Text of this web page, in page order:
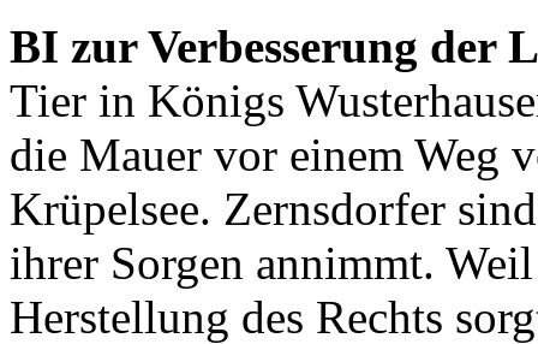
BI zur Verbesserung der
Tier in Königs
die Mauer vor einem Weg
Krüpelsee. Zernsdorfer
ihrer Sorgen annimmt.
Herstellung des Rechts